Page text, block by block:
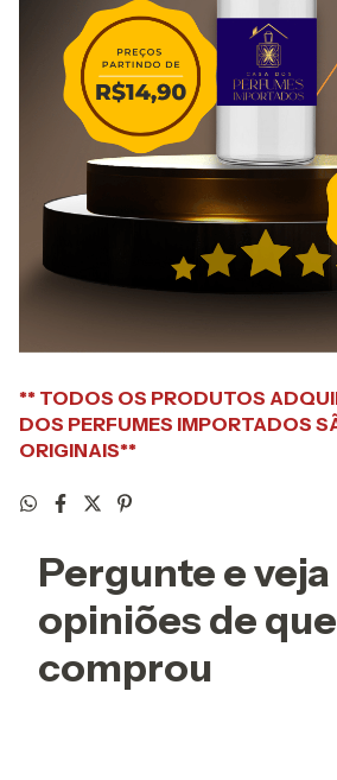
** TODOS OS PRODUTOS
DOS PERFUMES IMPORTADOS
ORIGINAIS**
Pergunte e veja
opiniões de
comprou